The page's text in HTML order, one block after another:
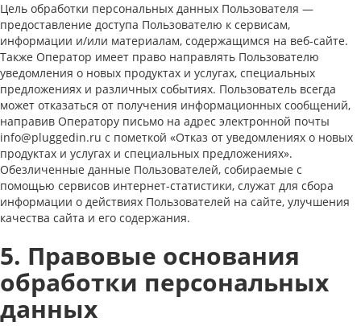
Цель обработки персональных данных Пользователя —
предоставление доступа Пользователю к сервисам,
информации и/или материалам, содержащимся на веб-сайте.
Также Оператор имеет право направлять Пользователю
уведомления о новых продуктах и услугах, специальных
предложениях и различных событиях. Пользователь всегда
может отказаться от получения информационных сообщений,
направив Оператору письмо на адрес электронной почты
info@pluggedin.ru с пометкой «Отказ от уведомлениях о новых
продуктах и услугах и специальных предложениях».
Обезличенные данные Пользователей, собираемые с
помощью сервисов интернет-статистики, служат для сбора
информации о действиях Пользователей на сайте, улучшения
качества сайта и его содержания.
5. Правовые основания
обработки персональных
данных